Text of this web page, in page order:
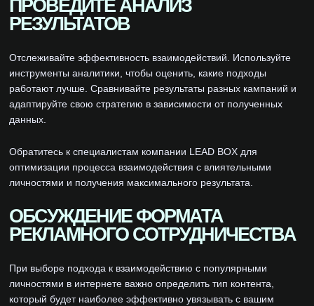
ПРОВЕДИТЕ АНАЛИЗ
РЕЗУЛЬТАТОВ
Отслеживайте эффективность взаимодействий. Используйте
инструменты аналитики, чтобы оценить, какие подходы
работают лучше. Сравнивайте результаты разных кампаний и
адаптируйте свою стратегию в зависимости от полученных
данных.
Обратитесь к специалистам компании LEAD BOX для
оптимизации процесса взаимодействия с влиятельными
личностями и получения максимального результата.
ОБСУЖДЕНИЕ ФОРМАТА
РЕКЛАМНОГО СОТРУДНИЧЕСТВА
При выборе подхода к взаимодействию с популярными
личностями в интернете важно определить тип контента,
который будет наиболее эффективно увязывать с вашим